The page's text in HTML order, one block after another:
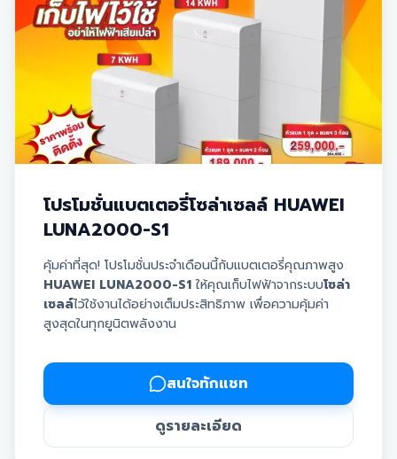
✅ ล้างแผงฟรี! นาน 3 ปี | ✅ ตรวจเช็กอุปกรณ์ฟรี! นาน 3
ปี
✅ รับประกันแบตเตอรี่ 10 ปี | ✅ รับประกัน Inverter 10 ปี
✅ รับประกันแผงโซล่าเซลล์ 30 ปี
** สนใจนวัตกรรมใหม่ สอบถามรายละเอียดเพิ่มเติมได้เลย
ครับ **
โปรโมชั่นแบตเตอรี่โซล่าเซลล์ HUAWEI
LUNA2000-S1
คุ้มค่าที่สุด! โปรโมชั่นประจำเดือนนี้กับแบตเตอรี่คุณภาพสูง
HUAWEI LUNA2000-S1ให้คุณเก็บไฟฟ้าจากระบบโซล่า
เซลล์ไว้ใช้งานได้อย่างเต็มประสิทธิภาพ เพื่อความคุ้มค่า
สูงสุดในทุกยูนิตพลังงาน
ความทนทาน
ราคาพร้อมติดตั้งสะดวก รวดเร็ว ดำเนินการโดยทีม
งานมืออาชีพ
✅ มีให้เลือกหลากหลายขนาดตามการใช้งาน ทั้ง 7 kWh, 14
kWh และ 21 kWh
สนใจทักแชท
ดูรายละเอียด